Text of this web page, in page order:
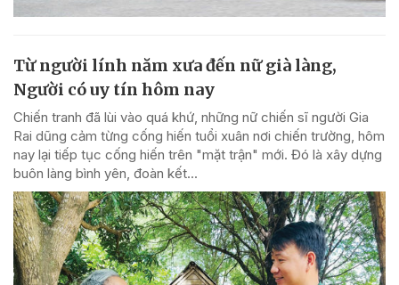
Từ người lính năm xưa đến nữ già làng,
Người có uy tín hôm nay
Chiến tranh đã lùi vào quá khứ, những nữ chiến sĩ người Gia
Rai dũng cảm từng cống hiến tuổi xuân nơi chiến trường, hôm
nay lại tiếp tục cống hiến trên "mặt trận" mới. Đó là xây dựng
buôn làng bình yên, đoàn kết...